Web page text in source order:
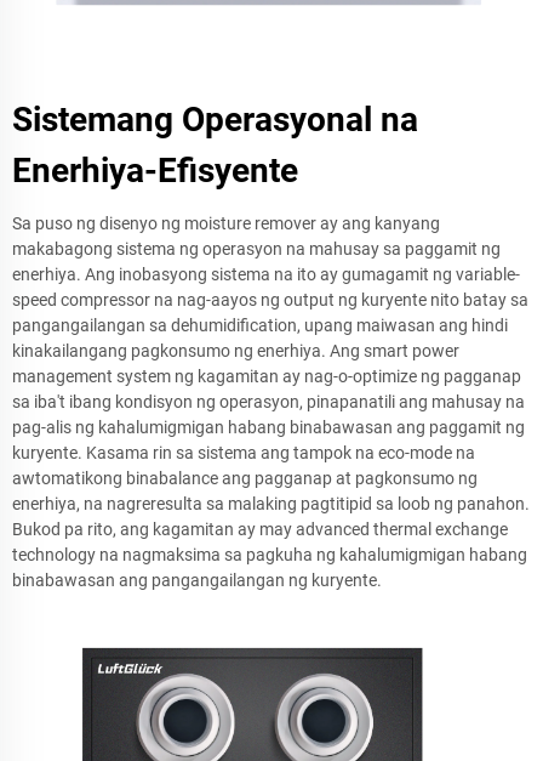
Sistemang Operasyonal na
Enerhiya-Efisyente
Sa puso ng disenyo ng moisture remover ay ang kanyang
makabagong sistema ng operasyon na mahusay sa paggamit ng
enerhiya. Ang inobasyong sistema na ito ay gumagamit ng variable-
speed compressor na nag-aayos ng output ng kuryente nito batay sa
pangangailangan sa dehumidification, upang maiwasan ang hindi
kinakailangang pagkonsumo ng enerhiya. Ang smart power
management system ng kagamitan ay nag-o-optimize ng pagganap
sa iba't ibang kondisyon ng operasyon, pinapanatili ang mahusay na
pag-alis ng kahalumigmigan habang binabawasan ang paggamit ng
kuryente. Kasama rin sa sistema ang tampok na eco-mode na
awtomatikong binabalance ang pagganap at pagkonsumo ng
enerhiya, na nagreresulta sa malaking pagtitipid sa loob ng panahon.
Bukod pa rito, ang kagamitan ay may advanced thermal exchange
technology na nagmaksima sa pagkuha ng kahalumigmigan habang
binabawasan ang pangangailangan ng kuryente.